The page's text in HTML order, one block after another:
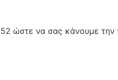
ώστε να σας κάνουμε